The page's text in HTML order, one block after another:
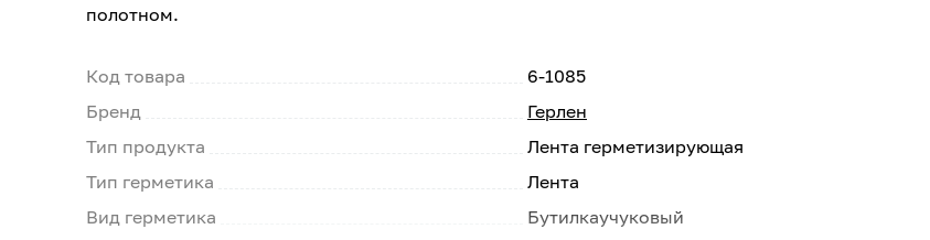
полотном.
Код товара
6-1085
Бренд
Герлен
Тип продукта
Лента герметизирующая
Тип герметика
Лента
Вид герметика
Бутилкаучуковый